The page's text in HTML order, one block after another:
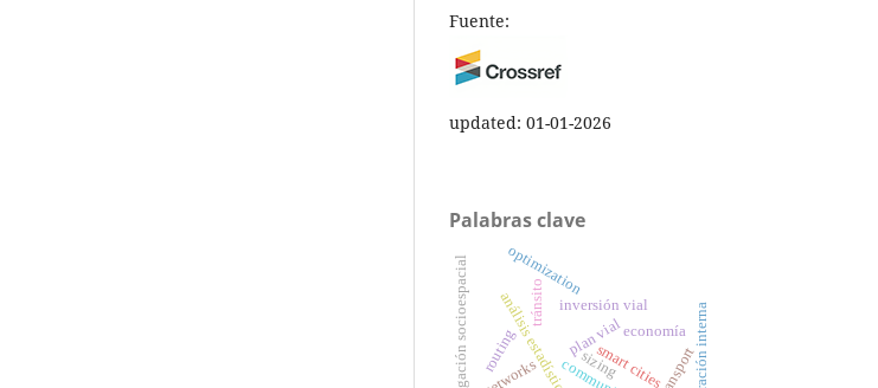
Fuente:
updated: 01-01-2026
Palabras clave
inversión vial
análisis estadístico economía
plan vial
tránsito
networks
optimization
routing sizing
smart citiestransportmigración interna
segregación socioespacial